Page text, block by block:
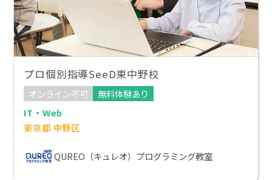
プロ個別指導SeeD東中野校
オンライン不可
無料体験あり
IT・Web
東京都 中野区
QUREO（キュレオ）プログラミング教室